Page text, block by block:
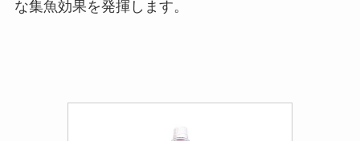
な集魚効果を発揮します。